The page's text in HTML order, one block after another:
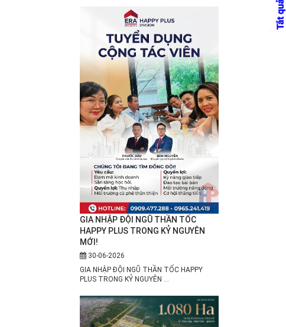
GIA NHẬP ĐỘI NGŨ THẦN TỐC
HAPPY PLUS TRONG KỶ NGUYÊN
MỚI!
30-06-2026
GIA NHẬP ĐỘI NGŨ THẦN TỐC HAPPY
PLUS TRONG KỶ NGUYÊN ...